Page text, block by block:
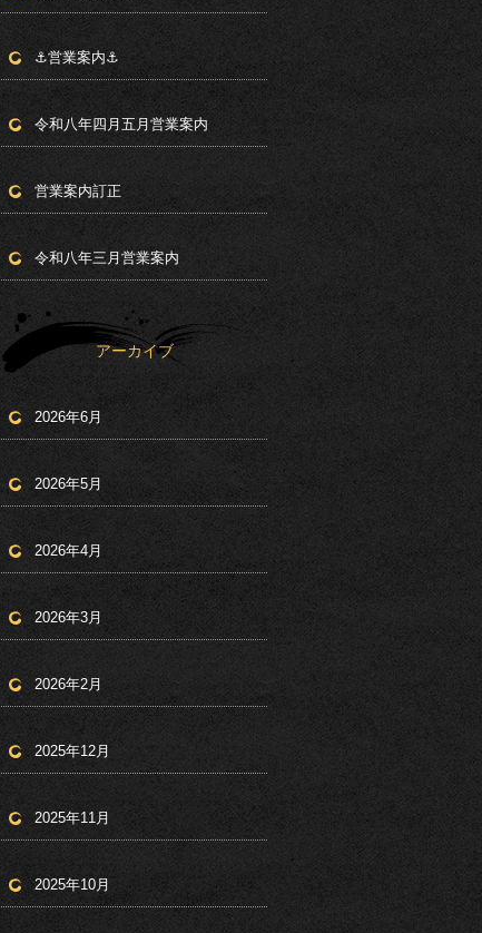
⚓︎営業案内⚓︎
令和八年四月五月営業案内
営業案内訂正
令和八年三月営業案内
アーカイブ
2026年6月
2026年5月
2026年4月
2026年3月
2026年2月
2025年12月
2025年11月
2025年10月